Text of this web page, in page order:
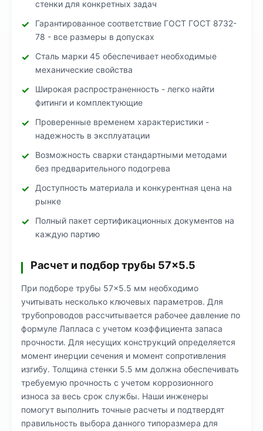
стенки для конкретных задач
Гарантированное соответствие ГОСТ ГОСТ 8732-
78 - все размеры в допусках
Сталь марки 45 обеспечивает необходимые
механические свойства
Широкая распространенность - легко найти
фитинги и комплектующие
Проверенные временем характеристики -
надежность в эксплуатации
Возможность сварки стандартными методами
без предварительного подогрева
Доступность материала и конкурентная цена на
рынке
Полный пакет сертификационных документов на
каждую партию
Расчет и подбор трубы 57×5.5
При подборе трубы 57×5.5 мм необходимо
учитывать несколько ключевых параметров. Для
трубопроводов рассчитывается рабочее давление по
формуле Лапласа с учетом коэффициента запаса
прочности. Для несущих конструкций определяется
момент инерции сечения и момент сопротивления
изгибу. Толщина стенки 5.5 мм должна обеспечивать
требуемую прочность с учетом коррозионного
износа за весь срок службы. Наши инженеры
помогут выполнить точные расчеты и подтвердят
правильность выбора данного типоразмера для